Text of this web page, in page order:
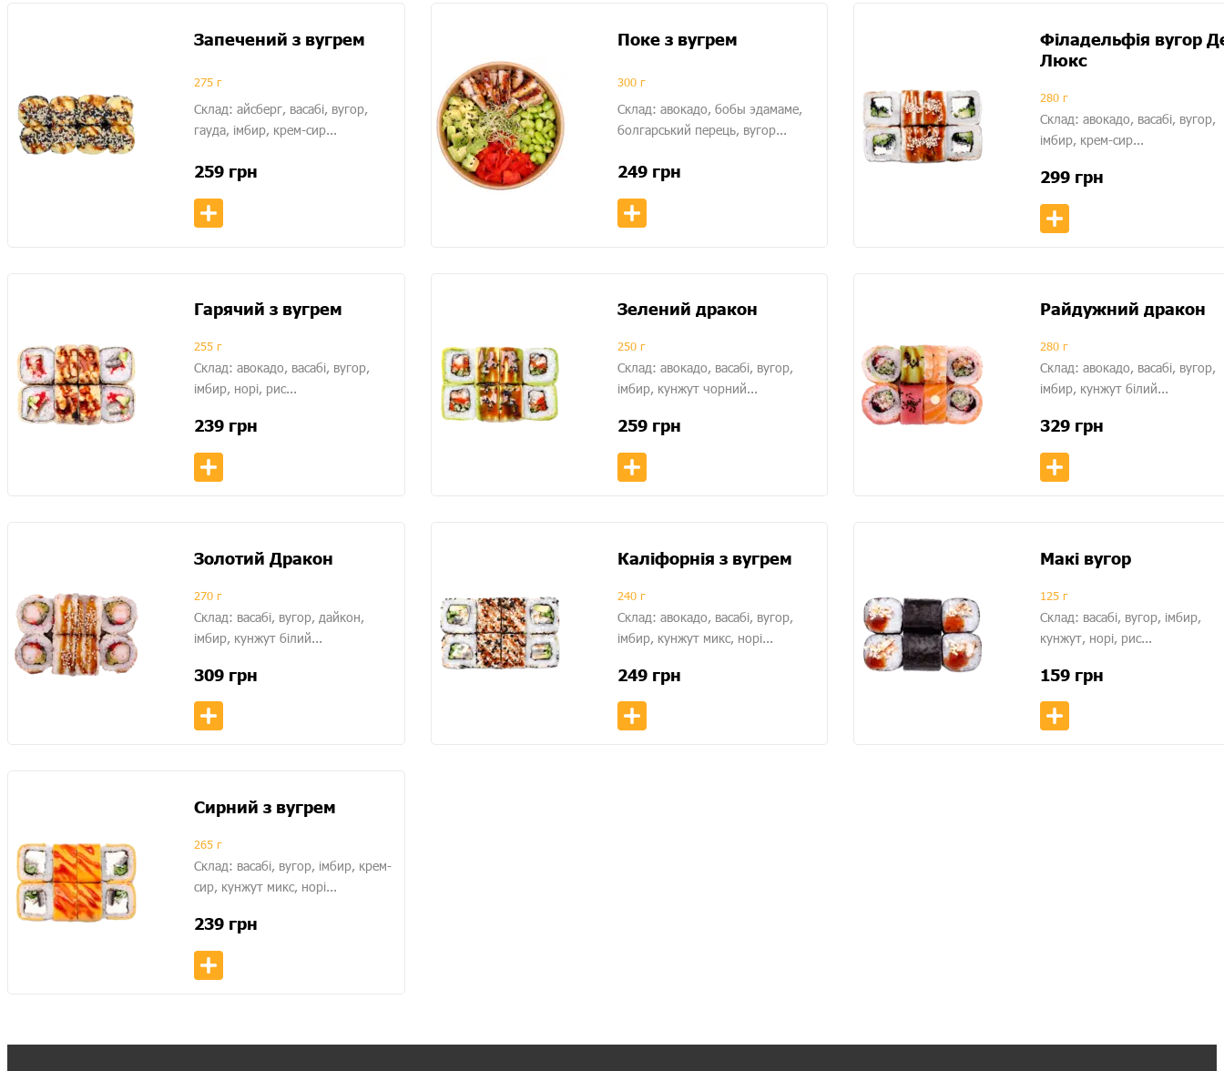
Запечений з вугрем
275 г
Склад: айсберг, васабі, вугор,
гауда, імбир, крем-сир...
259 грн
Поке з вугрем
300 г
Склад: авокадо, бобы эдамаме,
болгарський перець, вугор...
249 грн
Філадельфія вугор
Люкс
280 г
Склад: авокадо, васабі, вугор,
імбир, крем-сир...
299 грн
Гарячий з вугрем
255 г
Склад: авокадо, васабі, вугор,
імбир, норі, рис...
239 грн
Зелений дракон
250 г
Склад: авокадо, васабі, вугор,
імбир, кунжут чорний...
259 грн
Райдужний дракон
280 г
Склад: авокадо, васабі, вугор,
імбир, кунжут білий...
329 грн
Золотий Дракон
270 г
Склад: васабі, вугор, дайкон,
імбир, кунжут білий...
309 грн
Каліфорнія з вугрем
240 г
Склад: авокадо, васабі, вугор,
імбир, кунжут микс, норі...
249 грн
Макі вугор
125 г
Склад: васабі, вугор, імбир,
кунжут, норі, рис...
159 грн
Сирний з вугрем
265 г
Склад: васабі, вугор, імбир, крем-
сир, кунжут микс, норі...
239 грн